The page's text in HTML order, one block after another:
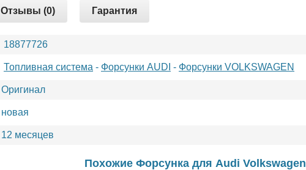
Отзывы (0) Гарантия
18877726
Топливная система - Форсунки AUDI - Форсунки VOLKSWAGEN
Оригинал
новая
12 месяцев
Похожие Форсунка для Audi Volkswagen